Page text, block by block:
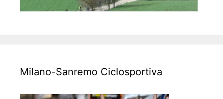
Milano-Sanremo Ciclosportiva